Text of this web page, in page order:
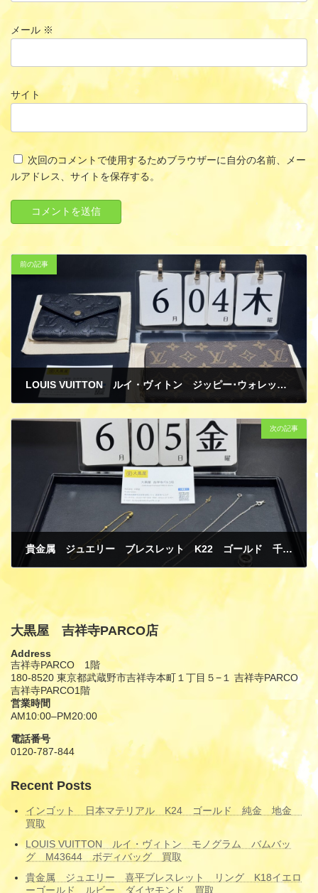
メール ※
サイト
次回のコメントで使用するためブラウザーに自分の名前、メー
ルアドレス、サイトを保存する。
前の記事
LOUIS VUITTON ルイ・ヴィトン ジッピー･ウォレット モノグラム フューシャ M41895 長財布 ポルトフォイユ･ヴィクトリーヌ モノグラム・アンプラント ノワール M64060 二つ折り財布 新品 買取
次の記事
貴金属 ジュエリー ブレスレット K22 ゴールド 千足金 ネックレス K18 イエローゴールド BVLGARI ブルガリ ビーゼロワン B-zero1 トップ K18 ホワイトゴールド ネックレス 破損有り 買取
大黒屋 吉祥寺PARCO店
Address
吉祥寺PARCO 1階
180-8520 東京都武蔵野市吉祥寺本町１丁目５−１ 吉祥寺PARCO
吉祥寺PARCO1階
営業時間
AM10:00–PM20:00
電話番号
0120-787-844
Recent Posts
インゴット 日本マテリアル K24 ゴールド 純金 地金
買取
LOUIS VUITTON ルイ・ヴィトン モノグラム バムバッ
グ M43644 ボディバッグ 買取
貴金属 ジュエリー 喜平ブレスレット リング K18イエロ
ーゴールド ルビー ダイヤモンド 買取